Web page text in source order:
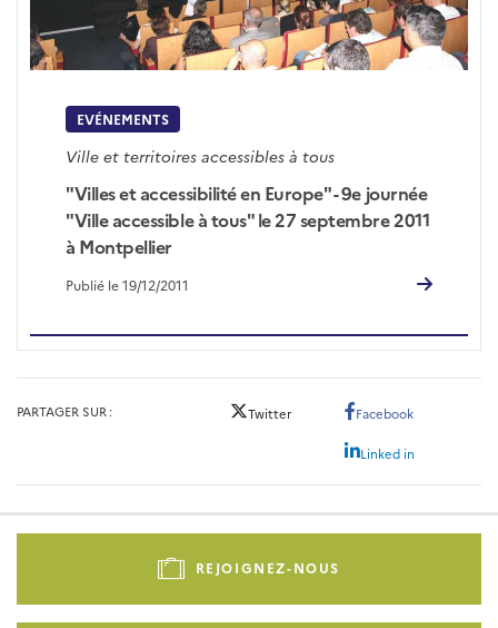
EVÉNEMENTS
Ville et territoires accessibles à tous
"Villes et accessibilité en Europe" - 9e journée
"Ville accessible à tous" le 27 septembre 2011
à Montpellier
Publié le 19/12/2011
PARTAGER SUR Twitter Facebook
Linked in
Pied
-
REJOIGNEZ-NOUS